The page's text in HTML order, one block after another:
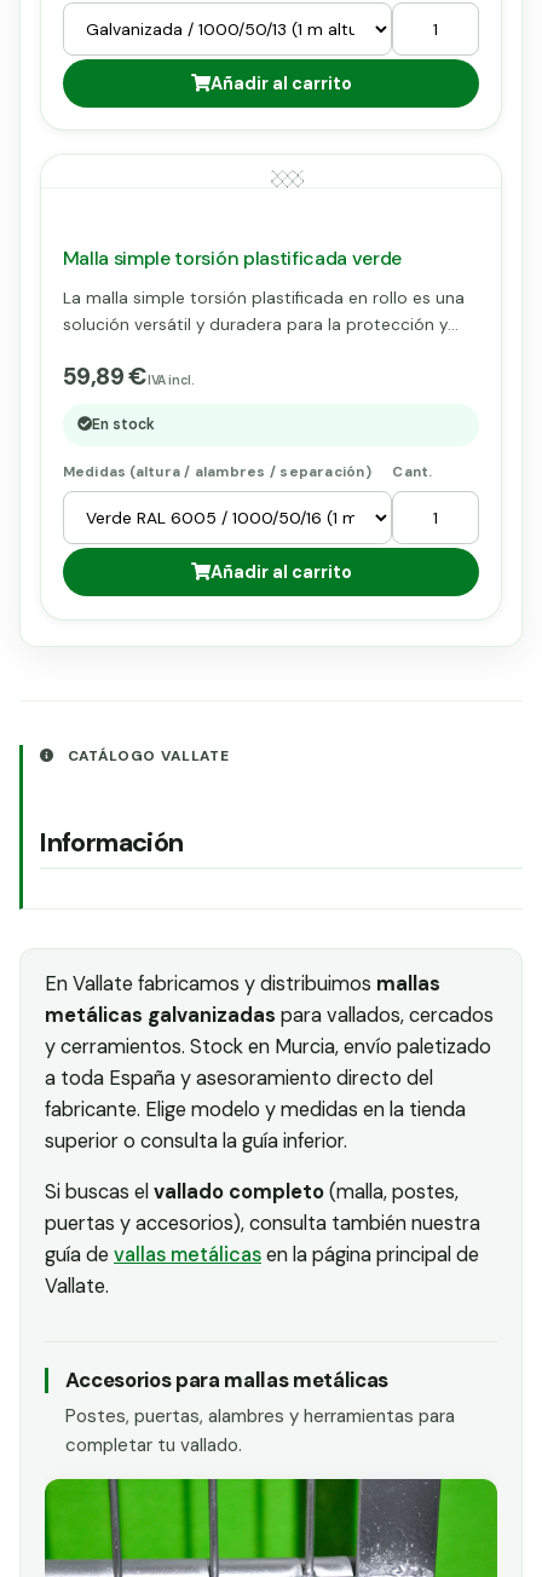
Añadir al carrito
Malla simple torsión plastificada verde
La malla simple torsión plastificada en rollo es una
solución versátil y duradera para la protección y
perimetrales. Fabricada con alambre de acero
corrosión y una apariencia estética atractiva. Su
irregulares, siendo ideal para cercados de cultivos,
corrales ganaderos y cercados perimetrales. Para
rollos de 1m y 1,5m necesita 4 kg de Alambre Para
rollos de 2m necesita 5 kg de Alambre
59,89 €IVA incl.
En stock
Medidas (altura / alambres / separación) Cant.
Añadir al carrito
CATÁLOGO VALLATE
Información
En Vallate fabricamos y distribuimos mallas
metálicas galvanizadas para vallados, cercados
y cerramientos. Stock en Murcia, envío paletizado
a toda España y asesoramiento directo del
fabricante. Elige modelo y medidas en la tienda
superior o consulta la guía inferior.
Si buscas elvallado completo(malla, postes,
puertas y accesorios), consulta también nuestra
guía de vallas metálicasen la página principal de
Vallate.
Accesorios para mallas metálicas
Postes, puertas, alambres y herramientas para
completar tu vallado.